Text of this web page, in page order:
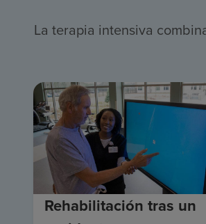
La terapia intensiva
Rehabilitación tras un